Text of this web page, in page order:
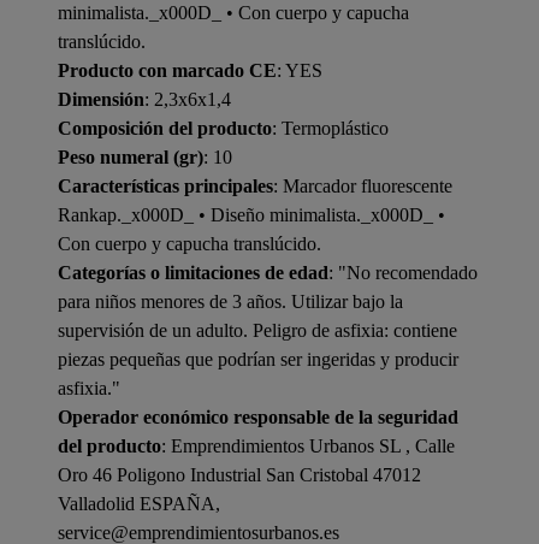
minimalista._x000D_ • Con cuerpo y capucha
translúcido.
Producto con marcado CE: YES
Dimensión: 2,3x6x1,4
Composición del producto: Termoplástico
Peso numeral (gr): 10
Características principales: Marcador fluorescente
Rankap._x000D_ • Diseño minimalista._x000D_ •
Con cuerpo y capucha translúcido.
Categorías o limitaciones de edad: "No recomendado
para niños menores de 3 años. Utilizar bajo la
supervisión de un adulto. Peligro de asfixia: contiene
piezas pequeñas que podrían ser ingeridas y producir
asfixia."
Operador económico responsable de la seguridad
del producto: Emprendimientos Urbanos SL , Calle
Oro 46 Poligono Industrial San Cristobal 47012
Valladolid ESPAÑA,
service@emprendimientosurbanos.es